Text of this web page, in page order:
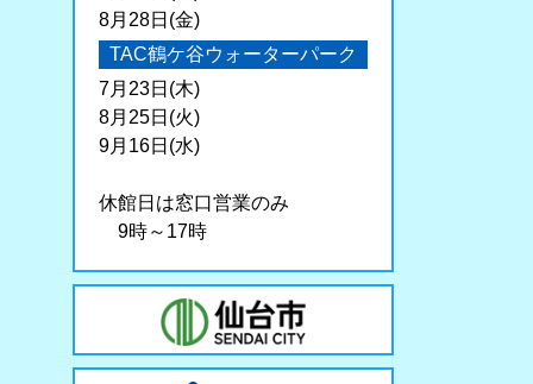
8月28日(金)
TAC鶴ケ谷ウォーターパーク
7月23日(木)
8月25日(火)
9月16日(水)
休館日は窓口営業のみ
9時～17時